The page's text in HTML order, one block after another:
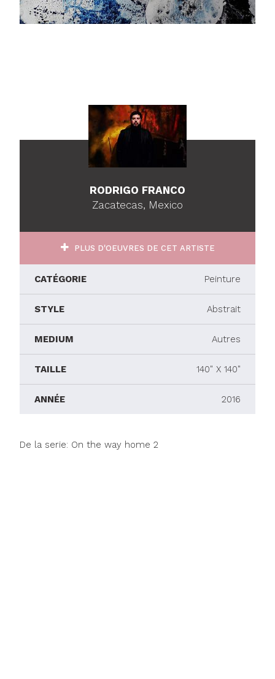
RODRIGO FRANCO
Zacatecas, Mexico
PLUS D'OEUVRES DE CET ARTISTE
CATÉGORIE Peinture
STYLE Abstrait
MEDIUM Autres
TAILLE 140" X 140"
ANNÉE 2016
De la serie: On the way home 2